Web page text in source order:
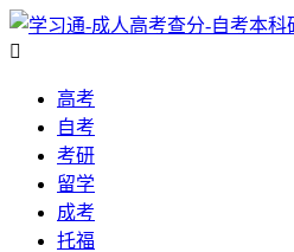

高考
自考
考研
留学
成考
托福